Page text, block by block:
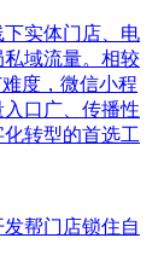
实体门店、电
域流量。相较
度，微信小程
口广、传播性
转型的首选工
帮门店锁住自